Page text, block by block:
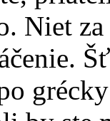
Niet